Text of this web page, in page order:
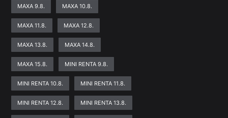
MAXA 9.8. MAXA 10.8.
MAXA 11.8. MAXA 12.8.
MAXA 13.8. MAXA 14.8.
MAXA 15.8. MINI RENTA 9.8.
MINI RENTA 10.8. MINI RENTA 11.8.
MINI RENTA 12.8. MINI RENTA 13.8.